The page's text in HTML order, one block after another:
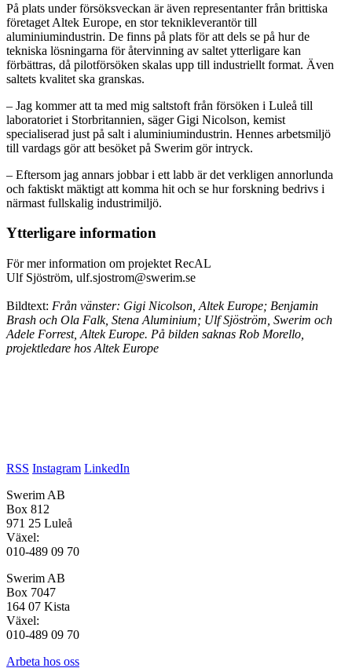
På plats under försöksveckan är även representanter från brittiska
företaget Altek Europe, en stor teknikleverantör till
aluminiumindustrin. De finns på plats för att dels se på hur de
tekniska lösningarna för återvinning av saltet ytterligare kan
förbättras, då pilotförsöken skalas upp till industriellt format. Även
saltets kvalitet ska granskas.
– Jag kommer att ta med mig saltstoft från försöken i Luleå till
laboratoriet i Storbritannien, säger Gigi Nicolson, kemist
specialiserad just på salt i aluminiumindustrin. Hennes arbetsmiljö
till vardags gör att besöket på Swerim gör intryck.
– Eftersom jag annars jobbar i ett labb är det verkligen annorlunda
och faktiskt mäktigt att komma hit och se hur forskning bedrivs i
närmast fullskalig industrimiljö.
Ytterligare information
För mer information om projektet RecAL
Ulf Sjöström, ulf.sjostrom@swerim.se
Bildtext: Från vänster: Gigi Nicolson, Altek Europe; Benjamin
Brash och Ola Falk, Stena Aluminium; Ulf Sjöström, Swerim och
Adele Forrest, Altek Europe. På bilden saknas Rob Morello,
projektledare hos Altek Europe
RSS Instagram LinkedIn
Swerim AB
Box 812
971 25 Luleå
Växel:
010-489 09 70
Swerim AB
Box 7047
164 07 Kista
Växel:
010-489 09 70
Arbeta hos oss